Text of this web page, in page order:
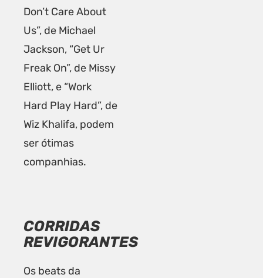
Don’t Care About
Us”, de Michael
Jackson, “Get Ur
Freak On”, de Missy
Elliott, e “Work
Hard Play Hard”, de
Wiz Khalifa, podem
ser ótimas
companhias.
CORRIDAS
REVIGORANTES
Os beats da